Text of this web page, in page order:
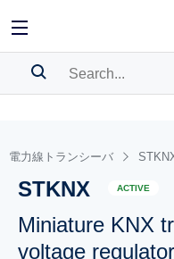
BOOKMARK
Pleaselog in to show
電力線トランシーバ
STKNX ACTIVE
Miniature KNX
voltage